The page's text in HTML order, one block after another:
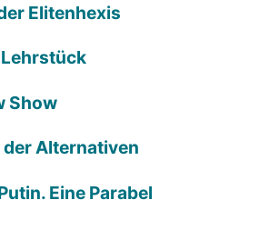
Elitenhexis
Lehrstück
Show
der Alternativen
Eine Parabel